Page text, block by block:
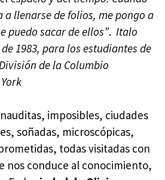
a llenarse de folios, me pongo a
puedo sacar de ellos”.Italo
1983, para los estudiantes de
de la Columbio
imposibles, ciudades
soñadas, microscópicas,
todas visitadas con
nos conduce al conocimiento,